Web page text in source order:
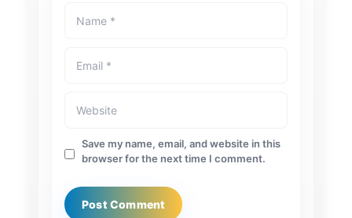
Save my name, email, and website in this
browser for the next time I comment.